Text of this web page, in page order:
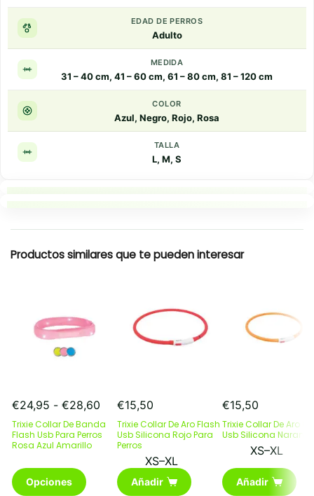
EDAD DE PERROS
Adulto
MEDIDA
31 – 40 cm, 41 – 60 cm, 61 – 80 cm, 81 – 120 cm
COLOR
Azul, Negro, Rojo, Rosa
TALLA
L, M, S
Productos similares que te pueden interesar
€24,95 - €28,60 Rango
precios:
desde
hasta
€28,60
Trixie Collar De Banda
Flash Usb Para Perros
Rosa Azul Amarillo
Opciones
Este
producto
€15,50
Trixie Collar De Aro Flash
Usb Silicona Rojo Para
Perros
XS–XL
Añadir
€15,50
Trixie Collar De Aro
Usb Silicona Naranja
XS–XL
Añadir